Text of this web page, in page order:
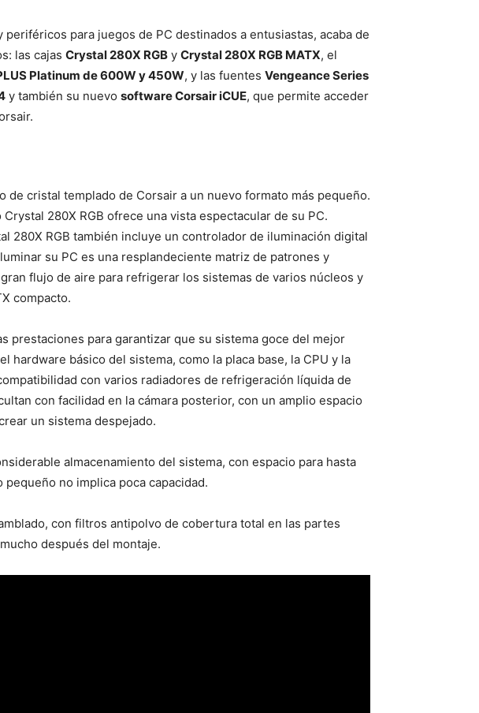
para juegos de PC destinados a entusiastas, acaba de
las cajas Crystal 280X RGB y Crystal 280X RGB MATX, el
Platinum de 600W y 450W, y las fuentes Vengeance Series
y también su nuevo software Corsair iCUE, que permite acceder
de cristal templado de Corsair a un nuevo formato más pequeño.
280X RGB ofrece una vista espectacular de su PC.
280X RGB también incluye un controlador de iluminación digital
su PC es una resplandeciente matriz de patrones y
flujo de aire para refrigerar los sistemas de varios núcleos y
compacto.
prestaciones para garantizar que su sistema goce del mejor
básico del sistema, como la placa base, la CPU y la
con varios radiadores de refrigeración líquida de
con facilidad en la cámara posterior, con un amplio espacio
un sistema despejado.
almacenamiento del sistema, con espacio para hasta
no implica poca capacidad.
con filtros antipolvo de cobertura total en las partes
después del montaje.